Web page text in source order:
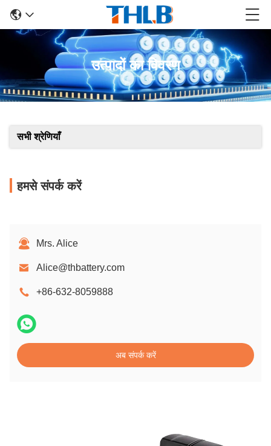
उत्पादों का विवरण
सभी श्रेणियाँ
हमसे संपर्क करें
Mrs. Alice
Alice@thbattery.com
+86-632-8059888
अब संपर्क करें